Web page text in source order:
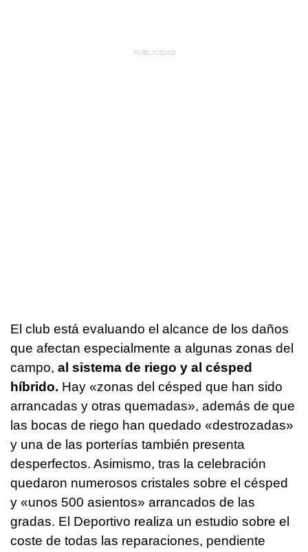
El club está evaluando el alcance de los daños
que afectan especialmente a algunas zonas del
campo, al sistema de riego y al césped
híbrido. Hay «zonas del césped que han sido
arrancadas y otras quemadas», además de que
las bocas de riego han quedado «destrozadas»
y una de las porterías también presenta
desperfectos. Asimismo, tras la celebración
quedaron numerosos cristales sobre el césped
y «unos 500 asientos» arrancados de las
gradas. El Deportivo realiza un estudio sobre el
coste de todas las reparaciones, pendiente